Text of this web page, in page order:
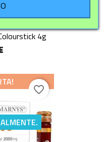
4g
favorite_border